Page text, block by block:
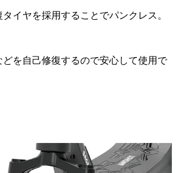
イヤを採用することでパンクレス。
どを自己修復するので安心して使用で